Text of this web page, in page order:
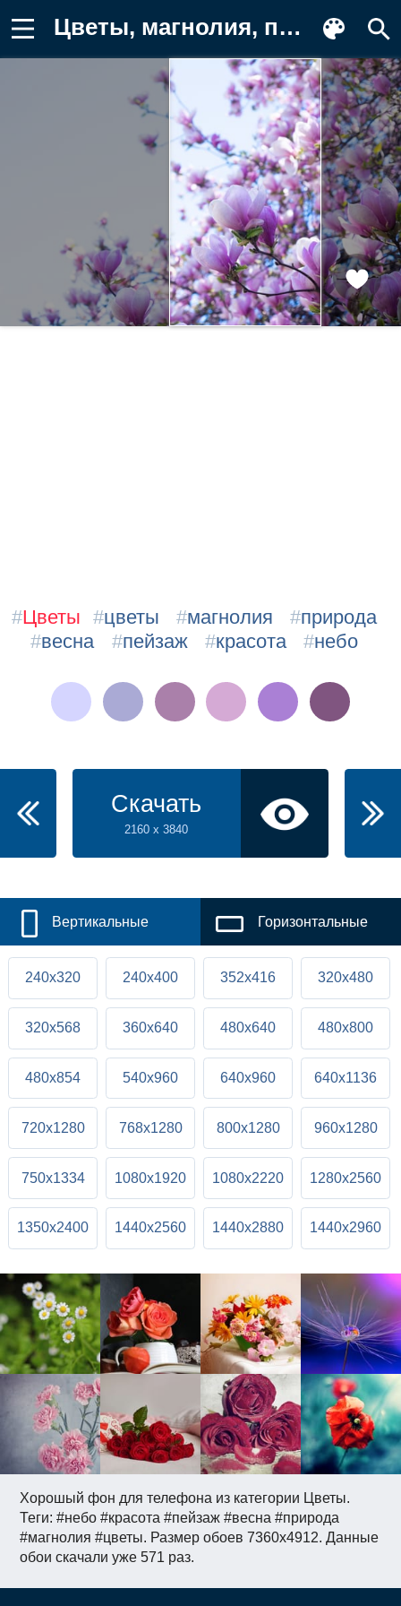
Цветы, магнолия, природа, весна Обои
Хорошый фон для телефона из категории Цветы.
Теги: #небо #красота #пейзаж #весна #природа
#магнолия #цветы. Размер обоев 7360x4912. Данные
обои скачали уже 571 раз.
#Цветы #цветы #магнолия #природа
#весна #пейзаж #красота #небо
Скачать
2160 x 3840
Вертикальные Горизонтальные
240x320 240x400 352x416 320x480
320x568 360x640 480x640 480x800
480x854 540x960 640x960 640x1136
720x1280 768x1280 800x1280 960x1280
750x1334 1080x1920 1080x2220 1280x2560
1350x2400 1440x2560 1440x2880 1440x2960